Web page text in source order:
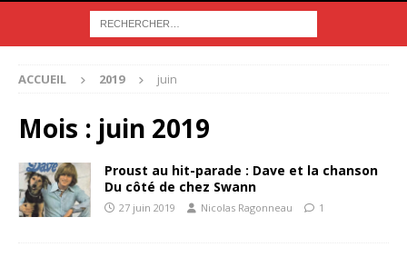
ACCUEIL 2019 juin
Mois : juin 2019
Proust au hit-parade : Dave et la chanson
Du côté de chez Swann
27 juin 2019 Nicolas Ragonneau 1